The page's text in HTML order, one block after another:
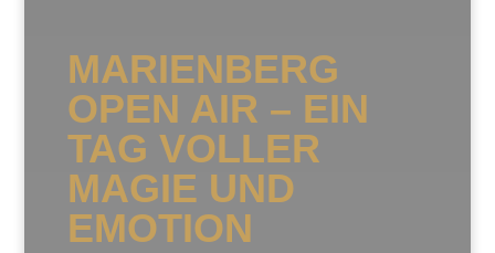
MARIENBERG
OPEN AIR – EIN
TAG VOLLER
MAGIE UND
EMOTION